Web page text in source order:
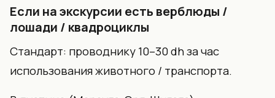
Если на экскурсии есть верблюды /
лошади / квадроциклы
Стандарт: проводнику 10–30 dh за час
использования животного / транспорта.